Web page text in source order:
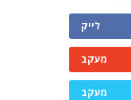
לייק
מעקב
מעקב